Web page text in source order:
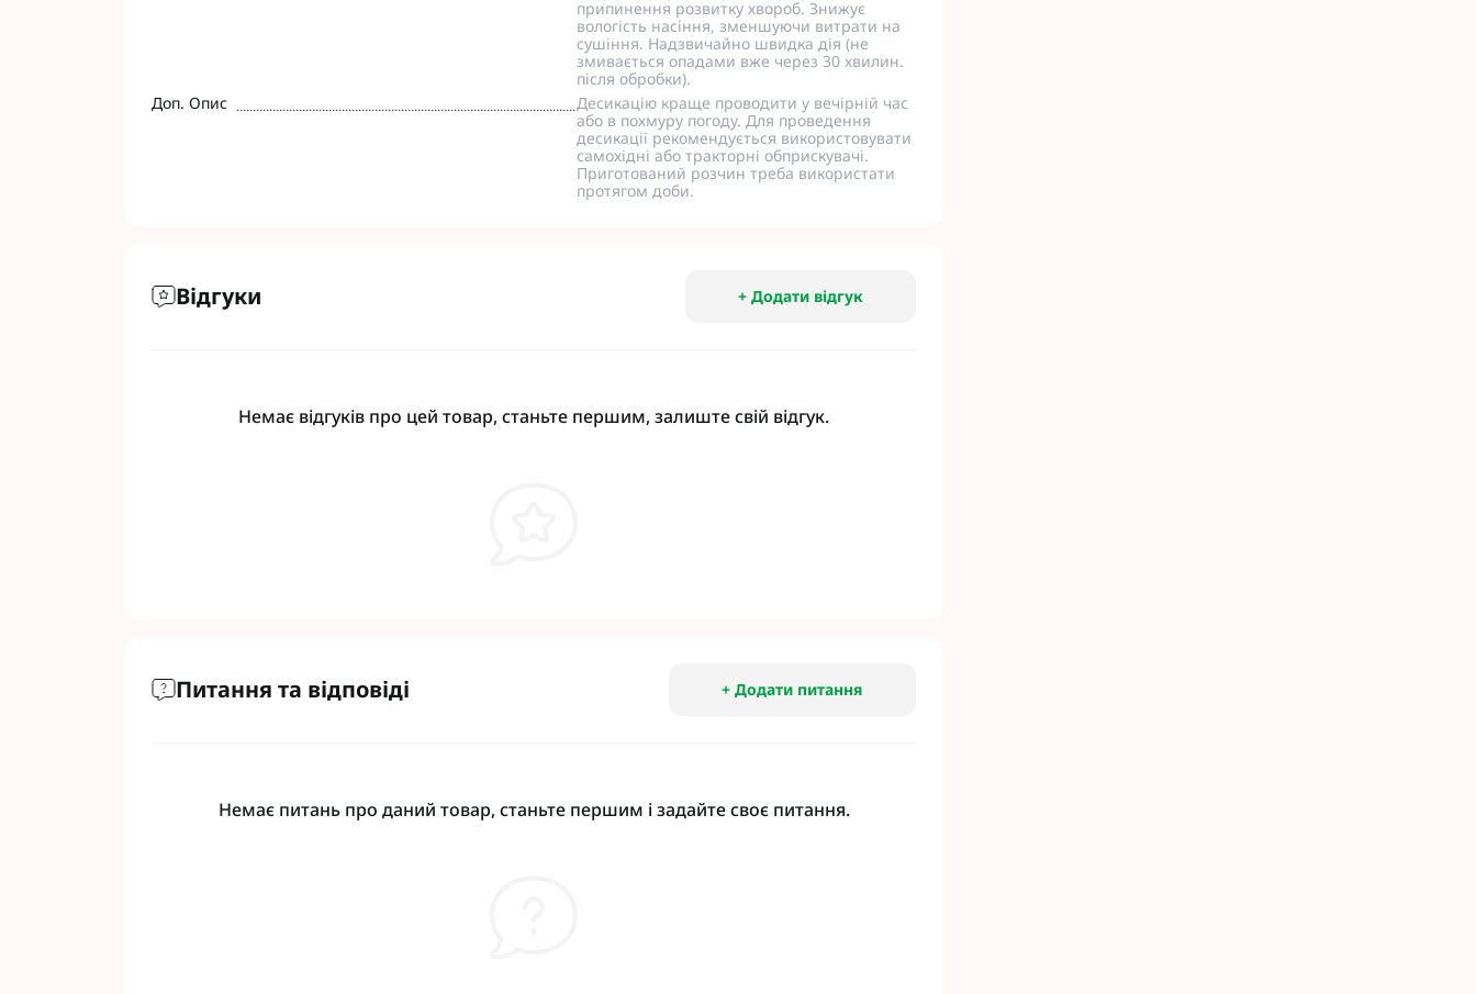
припинення розвитку хвороб. Знижує
вологість насіння, зменшуючи витрати на
сушіння. Надзвичайно швидка дія (не
змивається опадами вже через 30 хвилин.
після обробки).
Доп. Опис
Десикацію краще проводити у вечірній час
або в похмуру погоду. Для проведення
десикації рекомендується використовувати
самохідні або тракторні обприскувачі.
Приготований розчин треба використати
протягом доби.
Відгуки + Додати відгук
Немає відгуків про цей товар, станьте першим, залиште свій відгук.
Питання та відповіді + Додати питання
Немає питань про даний товар, станьте першим і задайте своє питання.